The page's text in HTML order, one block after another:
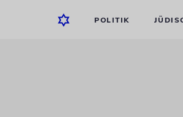
POLITIK